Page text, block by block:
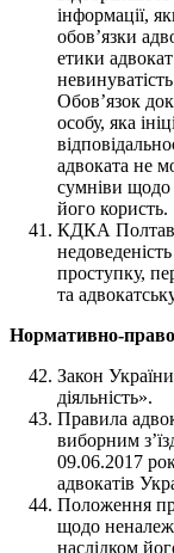
інформації,
обов’язки
етики
Обов’язок
особу, яка
адвоката не
сумніви щодо
його користь.
КДКА
проступку,
та
Нормативно-
Закон
діяльність».
Правила
виборним
09.06.2017
адвокатів
Положення
щодо
наслідком